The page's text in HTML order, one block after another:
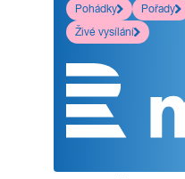
Pohádky
Pořady
Živé vysílání